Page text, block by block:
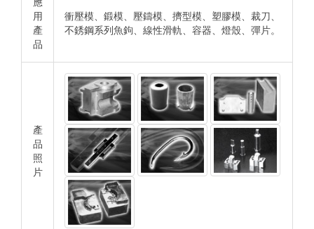
用
產
品
衝壓模、鍛模、壓鑄模、擠型模、塑膠模、裁刀、
不銹鋼系列魚鉤、線性滑軌、容器、燈殼、彈片。
產
品
照
片